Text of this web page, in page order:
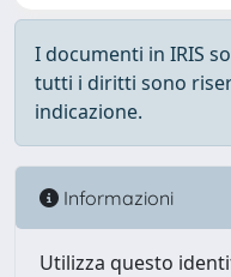
I documenti in IRIS
tutti i diritti sono
indicazione.
Informazioni
Utilizza questo